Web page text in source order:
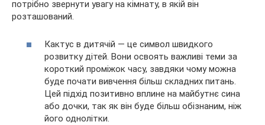
потрібно звернути увагу на кімнату, в якій він
розташований.
Кактус в дитячій — це символ швидкого
розвитку дітей. Вони освоять важливі теми за
короткий проміжок часу, завдяки чому можна
буде почати вивчення більш складних питань.
Цей підхід позитивно вплине на майбутнє сина
або дочки, так як він буде більш обізнаним, ніж
його однолітки.